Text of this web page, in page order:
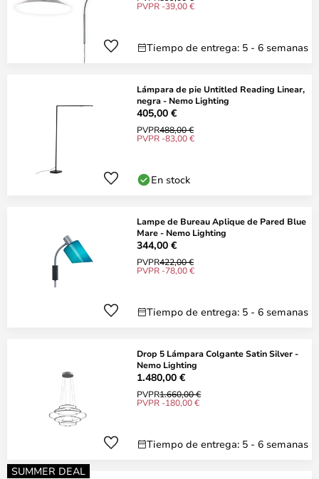
PVPR -39,00 €
Tiempo de entrega: 5 - 6 semanas
Lámpara de pie Untitled Reading Linear,
negra - Nemo Lighting
405,00 €
PVPR488,00 €
PVPR -83,00 €
En stock
Lampe de Bureau Aplique de Pared Blue
Mare - Nemo Lighting
344,00 €
PVPR422,00 €
PVPR -78,00 €
Tiempo de entrega: 5 - 6 semanas
Drop 5 Lámpara Colgante Satin Silver -
Nemo Lighting
1.480,00 €
PVPR1.660,00 €
PVPR -180,00 €
Tiempo de entrega: 5 - 6 semanas
SUMMER DEAL